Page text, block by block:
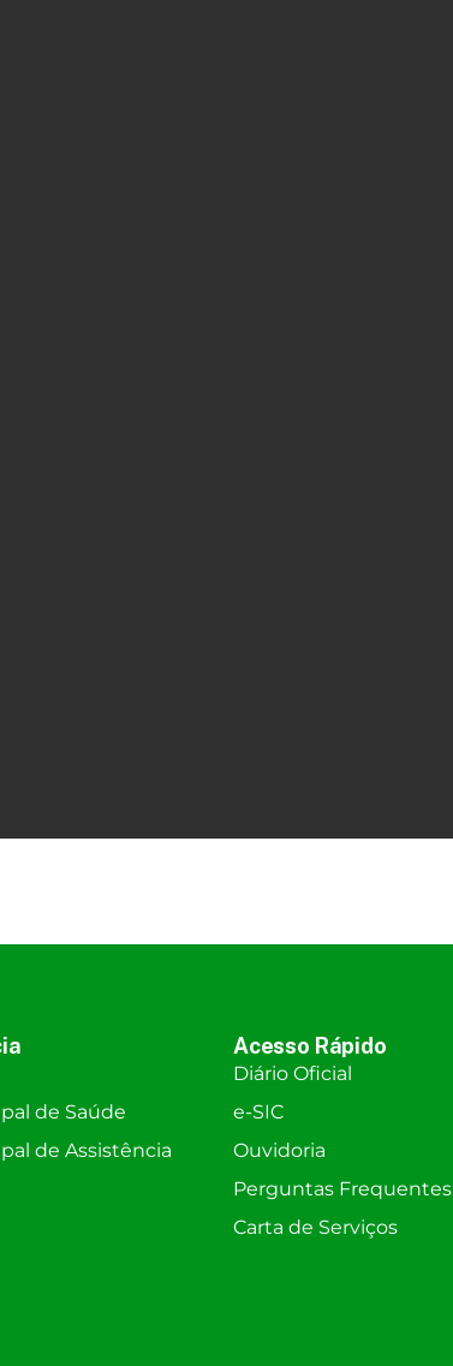
de Saúde
de Assistência
Acesso Rápido
Diário Oficial
e-SIC
Ouvidoria
Perguntas Frequentes
Carta de Serviços